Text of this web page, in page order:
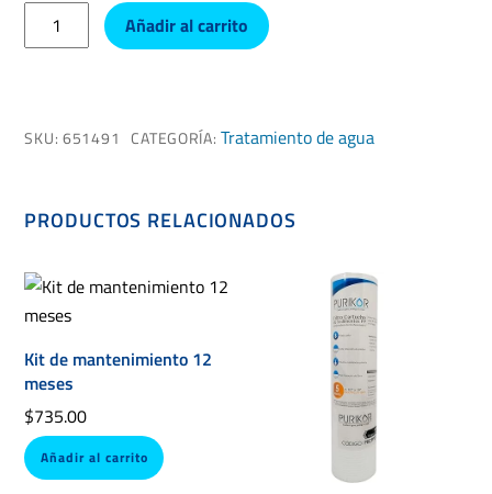
Suavizador
de
cantidad
Añadir al carrito
SKU:651491 CATEGORÍA:Tratamiento de agua
PRODUCTOS RELACIONADOS
Kit de mantenimiento 12
meses
$735.00
Añadir al carrito